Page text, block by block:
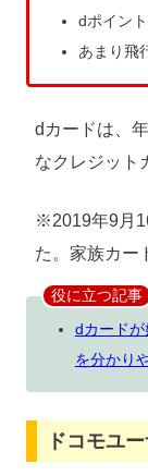
dポイン
あまり飛
dカードは、
なクレジット
※2019年9月
た。家族カー
役に立つ記事
dカード
を分かり
ドコモユ